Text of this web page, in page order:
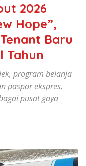
2026
Hope”,
Baru
Tahun
program belanja
paspor ekspres,
pusat gaya